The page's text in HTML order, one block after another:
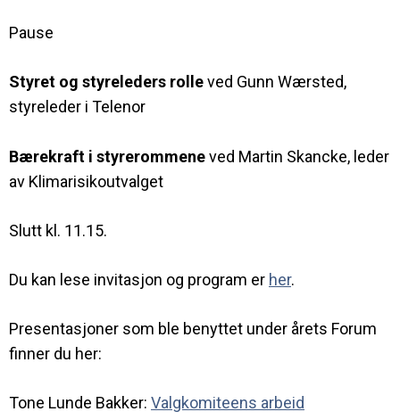
Pause
Styret og styreleders rolleved Gunn Wærsted,
styreleder i Telenor
Bærekraft i styrerommeneved Martin Skancke, leder
av Klimarisikoutvalget
Slutt kl. 11.15.
Du kan lese invitasjon og program er her.
Presentasjoner som ble benyttet under årets Forum
finner du her:
Tone Lunde Bakker: Valgkomiteens arbeid